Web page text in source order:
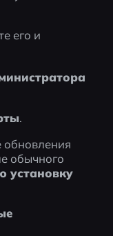
его и
.
обновления
обычного
установку